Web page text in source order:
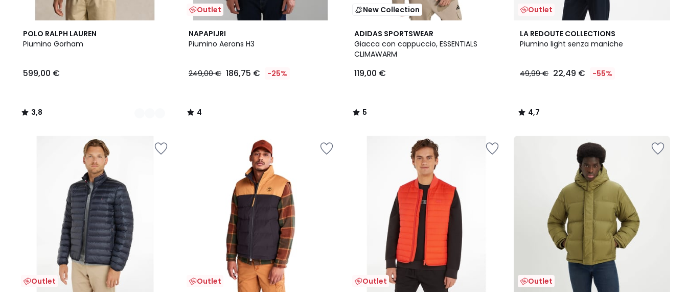
POLO RALPH LAUREN
Piumino Gorham
599,00 €
3,8
/ 5
2
Colori
3,8
/
Outlet
NAPAPIJRI
Piumino Aerons H3
249,00 € 186,75 € -25%
4
/
4
/
New Collection
ADIDAS SPORTSWEAR
Giacca con cappuccio, ESSENTIALS
CLIMAWARM
119,00 €
5
/
5
5
/
Outlet
LA REDOUTE COLLECTIONS
Piumino light senza maniche
49,99 € 22,49 € -55%
4,7
/ 5
4,7
/
Outlet Outlet Outlet Outlet